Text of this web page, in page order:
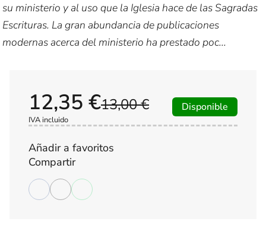
su ministerio y al uso que la Iglesia hace de las Sagradas
Escrituras. La gran abundancia de publicaciones
modernas acerca del ministerio ha prestado poc...
13,00 €
12,35 €
IVA incluido
Disponible
Añadir a favoritos
Compartir